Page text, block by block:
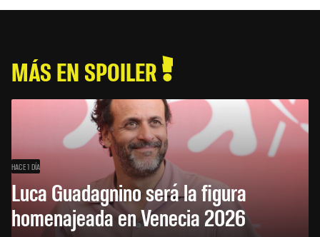
MÁS EN SPOILER
HACE 1 DÍA
Luca Guadagnino será la figura
homenajeada en Venecia 2026